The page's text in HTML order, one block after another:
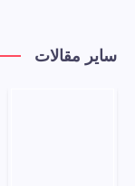
سایر مقالات